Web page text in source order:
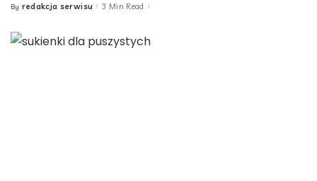
Posted
By redakcja serwisu 3 Min Read